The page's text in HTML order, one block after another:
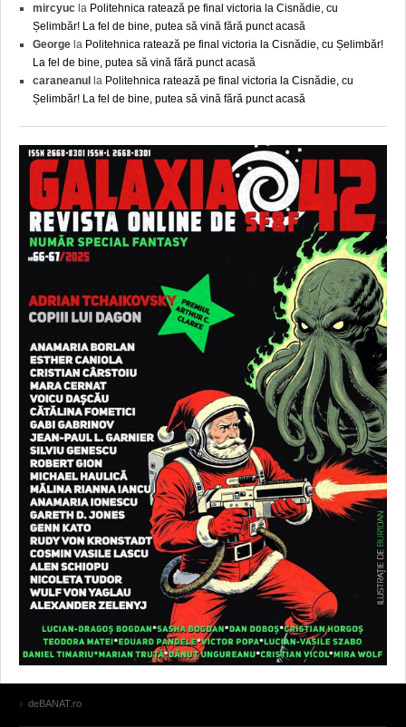
mircyuc la Politehnica ratează pe final victoria la Cisnădie, cu
Șelimbăr! La fel de bine, putea să vină fără punct acasă
George la Politehnica ratează pe final victoria la Cisnădie, cu Șelimbăr!
La fel de bine, putea să vină fără punct acasă
caraneanul la Politehnica ratează pe final victoria la Cisnădie, cu
Șelimbăr! La fel de bine, putea să vină fără punct acasă
deBANAT.ro